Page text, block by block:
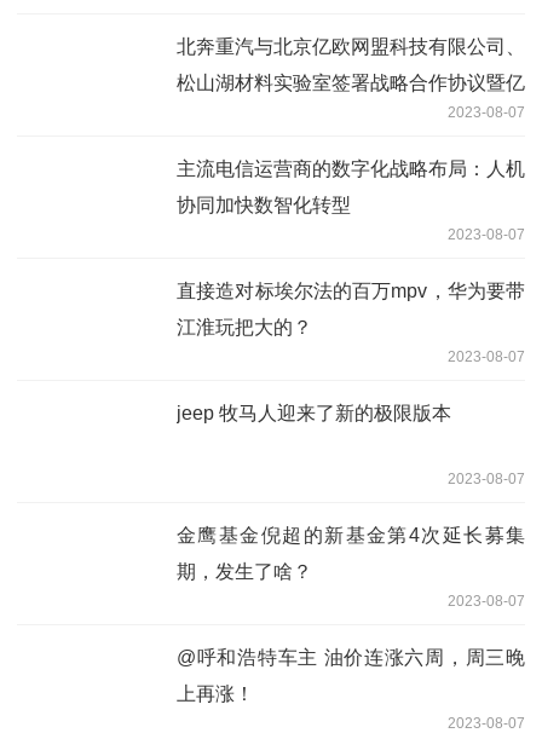
北奔重汽与北京亿欧网盟科技有限公司、
松山湖材料实验室签署战略合作协议暨亿
2023-08-07
主流电信运营商的数字化战略布局：人机
协同加快数智化转型
2023-08-07
直接造对标埃尔法的百万mpv，华为要带
江淮玩把大的？
2023-08-07
jeep 牧马人迎来了新的极限版本
2023-08-07
金鹰基金倪超的新基金第4次延长募集
期，发生了啥？
2023-08-07
@呼和浩特车主 油价连涨六周，周三晚
上再涨！
2023-08-07